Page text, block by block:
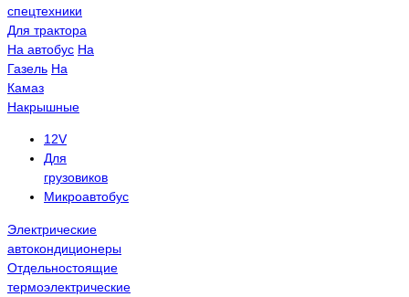
спецтехники
Для трактора
На автобус На
Газель На
Камаз
Накрышные
12V
Для
грузовиков
Микроавтобус
Электрические
автокондиционеры
Отдельностоящие
термоэлектрические